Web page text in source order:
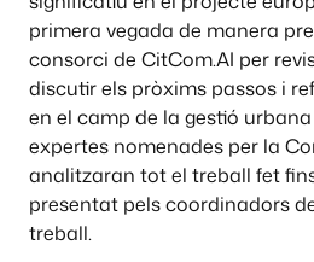
primera vegada de manera
consorci de CitCom.AI per
discutir els pròxims passos i
en el camp de la gestió
expertes nomenades per la
analitzaran tot el treball fet
presentat pels coordinadors
treball.